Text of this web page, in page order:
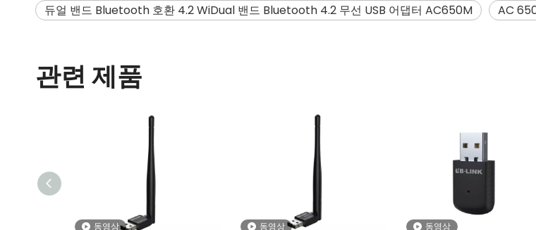
듀얼 밴드 Bluetooth 호환 4.2 WiDual 밴드 Bluetooth 4.2 무선 USB 어댑터 AC650M
AC
관련 제품
동영상 동영상 동영상